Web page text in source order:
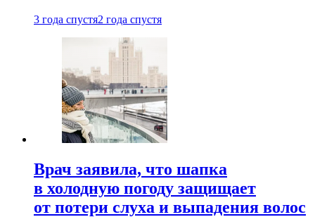
3 года спустя2 года спустя
Врач заявила, что шапка
в холодную погоду защищает
от потери слуха и выпадения волос